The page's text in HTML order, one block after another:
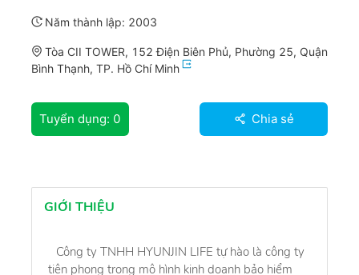
Năm thành lập: 2003
Tòa CII TOWER, 152 Điện Biên Phủ, Phường 25, Quận
Bình Thạnh, TP. Hồ Chí Minh
Tuyển dụng: 0 Chia sẻ
GIỚI THIỆU
Công ty TNHH HYUNJIN LIFE tự hào là công ty
tiên phong trong mô hình kinh doanh bảo hiểm